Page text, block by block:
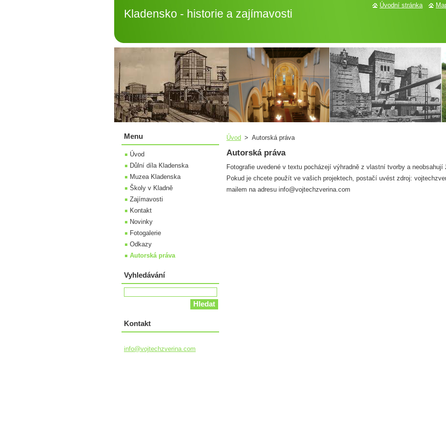
Kladensko - historie a zajímavosti
Úvod > Autorská práva
Autorská práva
Fotografie uvedené v textu pocházejí výhradně z vlastní tvorby a neobsahují
Pokud je chcete použít ve vašich projektech, postačí uvést zdroj:
mailem na adresu info@vojtechzverina.com
Menu
Úvod
Důlní díla Kladenska
Muzea Kladenska
Školy v Kladně
Zajímavosti
Kontakt
Novinky
Fotogalerie
Odkazy
Autorská práva
Vyhledávání
Kontakt
info@vojtechzverina.com
Úvodní stránka